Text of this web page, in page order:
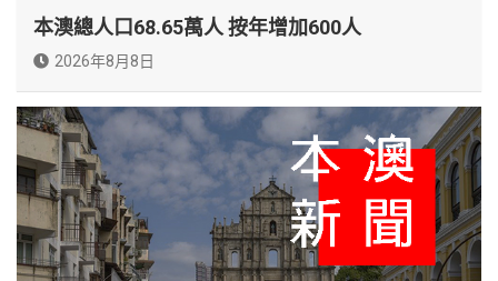
本澳總人口68.65萬人 按年增加600人
2026年8月8日